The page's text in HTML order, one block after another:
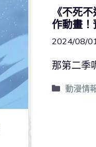
《不死
作動畫！
2024/08/
那第二季
動漫情